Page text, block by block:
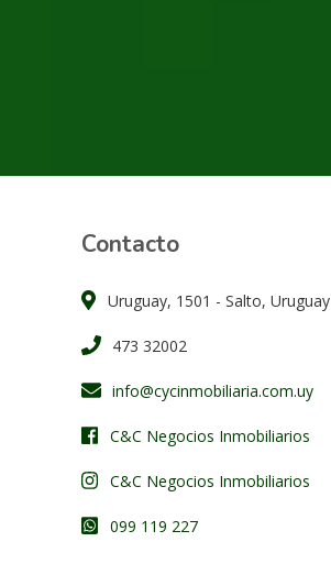
Contacto
Uruguay, 1501 - Salto, Uruguay
473 32002
info@cycinmobiliaria.com.uy
C&C Negocios Inmobiliarios
C&C Negocios Inmobiliarios
099 119 227